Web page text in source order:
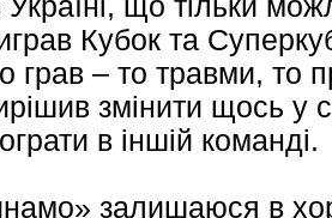
Україні, що тільки
Кубок та
грав – то травми, то
змінити щось у
в іншій команді.
залишаюся в